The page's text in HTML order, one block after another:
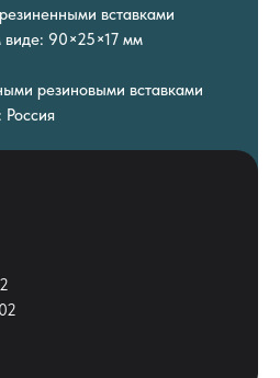
вставками
90×25×17 мм
резиновыми вставками
Россия